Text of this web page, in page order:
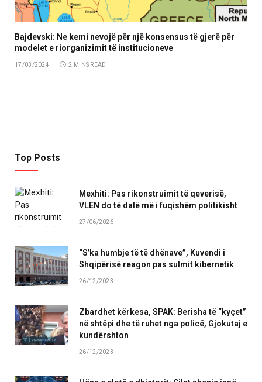
Bajdevski: Ne kemi nevojë për një konsensus të gjerë për
modelet e riorganizimit të institucioneve
17/03/2024 2 MINS READ
Top Posts
Mexhiti: Pas rikonstruimit të qeverisë,
VLEN do të dalë më i fuqishëm politikisht
27/06/2026
“S’ka humbje të të dhënave”, Kuvendi i
Shqipërisë reagon pas sulmit kibernetik
26/12/2023
Zbardhet kërkesa, SPAK: Berisha të “kyçet”
në shtëpi dhe të ruhet nga policë, Gjokutaj e
kundërshton
26/12/2023